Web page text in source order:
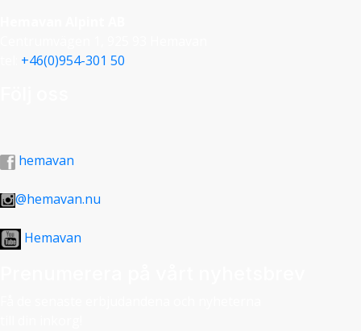
+46(0)954-301 50
hemavan
@hemavan.nu
Hemavan